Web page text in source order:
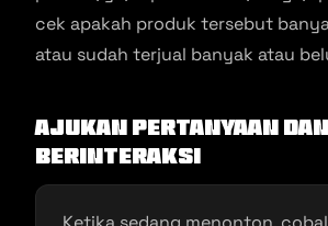
cek apakah produk tersebut
atau sudah terjual banyak atau
Ajukan Pertanyaan dan
Berinteraksi